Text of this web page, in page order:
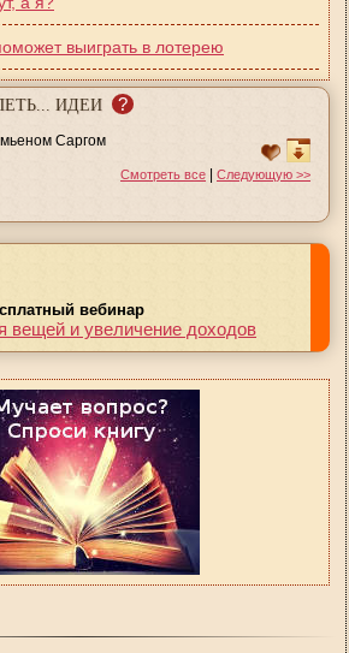
выиграть в лотерею
ИДЕИ ?
Саргом
Смотреть все | Следующую >>
вебинар
вещей и увеличение доходов